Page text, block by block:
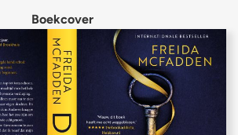
Boekcover